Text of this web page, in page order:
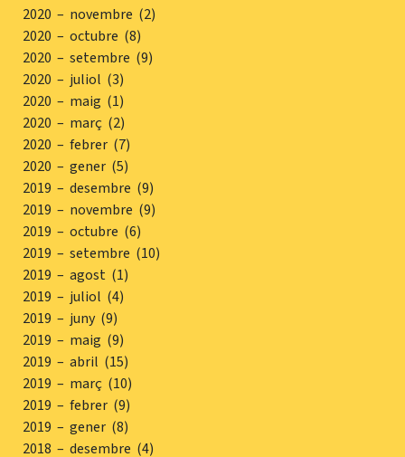
2020 – novembre (2)
2020 – octubre (8)
2020 – setembre (9)
2020 – juliol (3)
2020 – maig (1)
2020 – març (2)
2020 – febrer (7)
2020 – gener (5)
2019 – desembre (9)
2019 – novembre (9)
2019 – octubre (6)
2019 – setembre (10)
2019 – agost (1)
2019 – juliol (4)
2019 – juny (9)
2019 – maig (9)
2019 – abril (15)
2019 – març (10)
2019 – febrer (9)
2019 – gener (8)
2018 – desembre (4)